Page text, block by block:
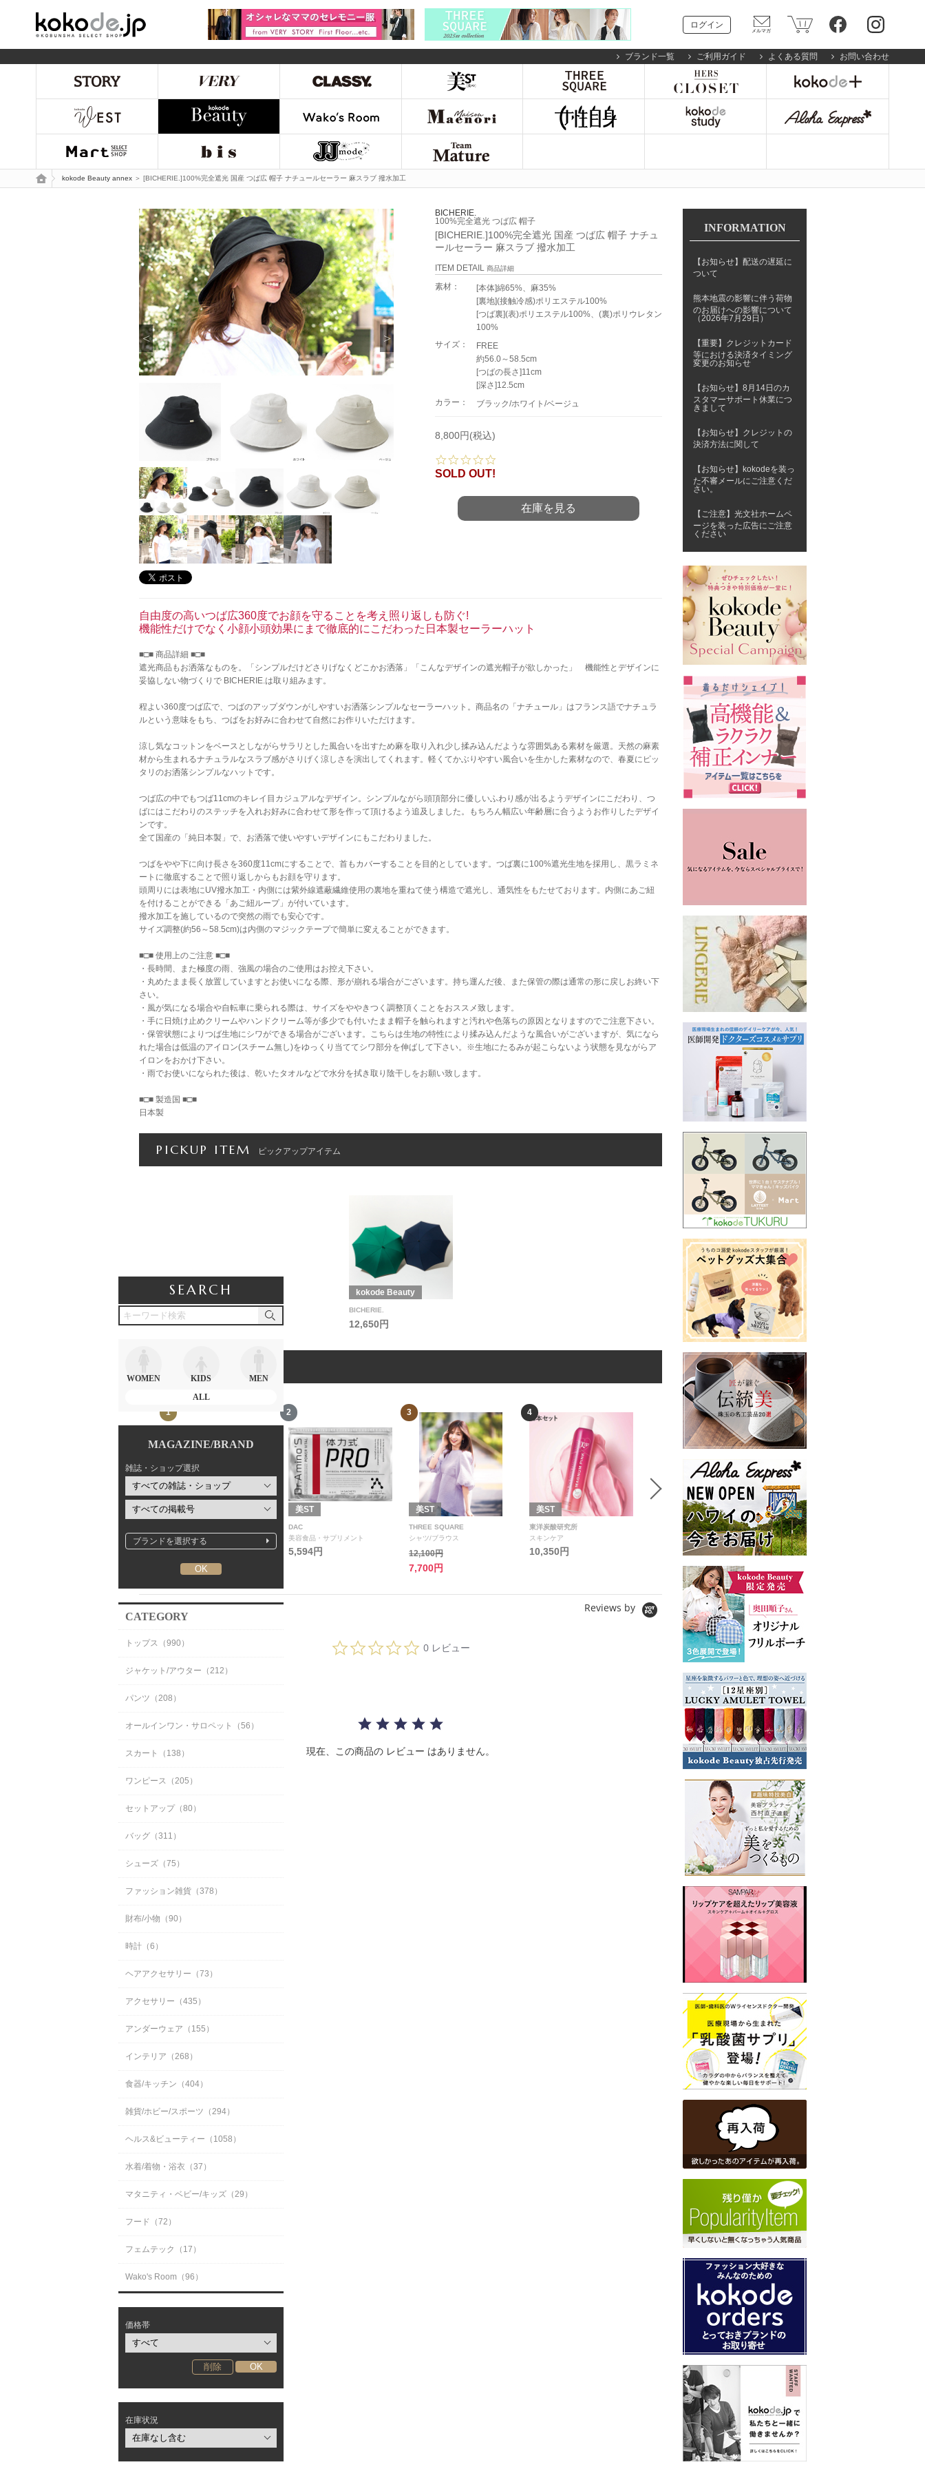
ログイン
ブランド一覧 ご利用ガイド よくある質問 お問い合わせ
トップページ
kokode Beauty annex ＞ [BICHERIE.]100%完全遮光 国産 つば広 帽子 ナチュールセーラー 麻スラブ 撥水加工
SEARCH
WOMEN KIDS
MEN
ALL
MAGAZINE/BRAND
雑誌・ショップ選択
ブランドを選択する
CATEGORY
トップス（990）
ジャケット/アウター（212）
パンツ（208）
オールインワン・サロペット（56）
スカート（138）
ワンピース（205）
セットアップ（80）
バッグ（311）
シューズ（75）
ファッション雑貨（378）
財布/小物（90）
時計（6）
ヘアアクセサリー（73）
アクセサリー（435）
アンダーウェア（155）
インテリア（268）
食器/キッチン（404）
雑貨/ホビー/スポーツ（294）
ヘルス&ビューティー（1058）
水着/着物・浴衣（37）
マタニティ・ベビー/キッズ（29）
フード（72）
フェムテック（17）
Wako's Room（96）
価格帯
在庫状況
BICHERIE.
100%完全遮光 つば広 帽子
[BICHERIE.]100%完全遮光 国産 つば広 帽子 ナチュ
ールセーラー 麻スラブ 撥水加工
ITEM DETAIL 商品詳細
素材：
[本体]綿65%、麻35%
[裏地](接触冷感)ポリエステル100%
[つば裏](表)ポリエステル100%、(裏)ポリウレタン
100%
サイズ：
FREE
約56.0～58.5cm
[つばの長さ]11cm
[深さ]12.5cm
カラー：
ブラック/ホワイト/ベージュ
8,800円(税込)
t
r
SOLD OUT!
在庫を見る
自由度の高いつば広360度でお顔を守ることを考え照り返しも防ぐ!
機能性だけでなく小顔小頭効果にまで徹底的にこだわった日本製セーラーハット
■□■ 商品詳細 ■□■
遮光商品もお洒落なものを。「シンプルだけどさりげなくどこかお洒落」「こんなデザインの遮光帽子が欲しかった」 機能性とデザインに
妥協しない物づくりで BICHERIE.は取り組みます。
程よい360度つば広で、つばのアップダウンがしやすいお洒落シンプルなセーラーハット。商品名の「ナチュール」はフランス語でナチュラ
ルという意味をもち、つばをお好みに合わせて自然にお作りいただけます。
涼し気なコットンをベースとしながらサラリとした風合いを出すため麻を取り入れ少し揉み込んだような雰囲気ある素材を厳選。天然の麻素
材から生まれるナチュラルなスラブ感がさりげく涼しさを演出してくれます。軽くてかぶりやすい風合いを生かした素材なので、春夏にピッ
タリのお洒落シンプルなハットです。
つば広の中でもつば11cmのキレイ目カジュアルなデザイン。シンプルながら頭頂部分に優しいふわり感が出るようデザインにこだわり、つ
ばにはこだわりのステッチを入れお好みに合わせて形を作って頂けるよう追及しました。もちろん幅広い年齢層に合うようお作りしたデザイ
ンです。
全て国産の「純日本製」で、お洒落で使いやすいデザインにもこだわりました。
つばをやや下に向け長さを360度11cmにすることで、首もカバーすることを目的としています。つば裏に100%遮光生地を採用し、黒ラミネ
ートに徹底することで照り返しからもお顔を守ります。
頭周りには表地にUV撥水加工・内側には紫外線遮蔽繊維使用の裏地を重ねて使う構造で遮光し、通気性をもたせております。内側にあご紐
を付けることができる「あご紐ループ」が付いています。
撥水加工を施しているので突然の雨でも安心です。
サイズ調整(約56～58.5cm)は内側のマジックテープで簡単に変えることができます。
■□■ 使用上のご注意 ■□■
・長時間、また極度の雨、強風の場合のご使用はお控え下さい。
・丸めたまま長く放置していますとお使いになる際、形が崩れる場合がございます。持ち運んだ後、また保管の際は通常の形に戻しお終い下
さい。
・風が気になる場合や自転車に乗られる際は、サイズをややきつく調整頂くことをおススメ致します。
・手に日焼け止めクリームやハンドクリーム等が多少でも付いたまま帽子を触られますと汚れや色落ちの原因となりますのでご注意下さい。
・保管状態によりつば生地にシワができる場合がございます。こちらは生地の特性により揉み込んだような風合いがございますが、気になら
れた場合は低温のアイロン(スチーム無し)をゆっくり当ててシワ部分を伸ばして下さい。※生地にたるみが起こらないよう状態を見ながらア
イロンをおかけ下さい。
・雨でお使いになられた後は、乾いたタオルなどで水分を拭き取り陰干しをお願い致します。
■□■ 製造国 ■□■
日本製
PICKUP ITEM ピックアップアイテム
kokode Beauty
BICHERIE.
12,650円
1
kokode Beauty
美容食品・サプリメント
10,800円
2
美ST
DAC
美容食品・サプリメント
5,594円
3
美ST
THREE SQUARE
シャツ/ブラウス
12,100円
7,700円
4
美ST
東洋炭酸研究所
スキンケア
10,350円
美容食品・サプリメント
5,594円
6
美ST
BICHERIE.
帽子
8,580円
Reviews by
0.
0
a
0 レビュー
現在、この商品の レビュー はありません。
INFORMATION
【お知らせ】配送の遅延に
ついて
熊本地震の影響に伴う荷物
のお届けへの影響について
（2026年7月29日）
【重要】クレジットカード
等における決済タイミング
変更のお知らせ
【お知らせ】8月14日のカ
スタマーサポート休業につ
きまして
【お知らせ】クレジットの
決済方法に関して
【お知らせ】kokodeを装っ
た不審メールにご注意くだ
さい。
【ご注意】光文社ホームペ
ージを装った広告にご注意
ください